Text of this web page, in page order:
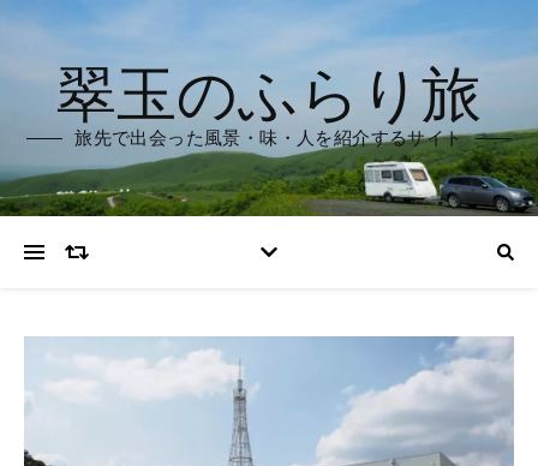
翠玉のふらり旅
旅先で出会った風景・味・人を紹介するサイト